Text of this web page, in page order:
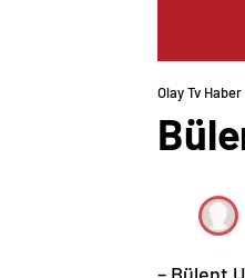
Olay Tv Haber